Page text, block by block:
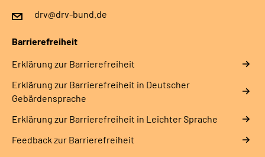
drv@drv-bund.de
Barrierefreiheit
Erklärung zur Barrierefreiheit
Erklärung zur Barrierefreiheit in Deutscher
Gebärdensprache
Erklärung zur Barrierefreiheit in Leichter Sprache
Feedback zur Barrierefreiheit